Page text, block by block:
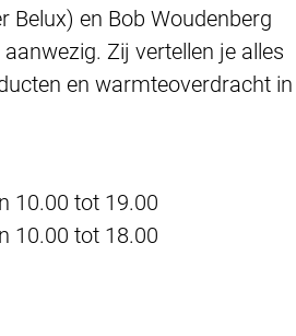
Belux) en Bob Woudenberg
Zij vertellen je alles
en warmteoverdracht in
10.00 tot 19.00
10.00 tot 18.00